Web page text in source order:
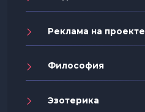
Реклама на проекте
Философия
Эзотерика